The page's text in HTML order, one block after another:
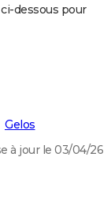
dessous pour
Gelos
à jour le 03/04/26